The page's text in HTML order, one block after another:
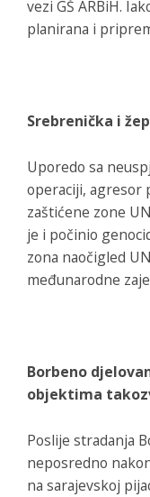
vezi GŠ ARBiH.
planirana i
Srebrenička i
Uporedo sa
operaciji, agresor
zaštićene zone
je i počinio
zona naočigled
međunarodne
Borbeno
objektima
Poslije stradanja
neposredno
na sarajevskoj